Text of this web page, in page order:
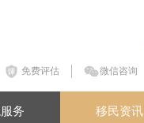
免费评估 微信咨询
务 移民资讯